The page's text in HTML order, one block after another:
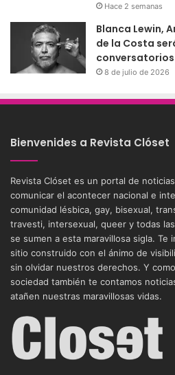
Hace 2 semanas
Blanca Lewin,
de la Costa
8 de julio de 2026
Bienvenides a Revista Clóset
Revista Clóset es un portal de
comunicar el acontecer nacional e
comunidad lésbica, gay, bisexual,
travesti, intersexual, queer y todas
se sumen a esta maravillosa sigla.
sitio construido con el ánimo de
sin olvidar nuestros derechos. Y
sociedad también te contamos
atañen nuestras maravillosas vidas.